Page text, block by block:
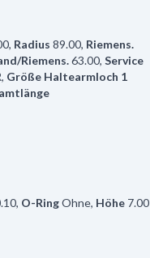
, Radius 89.00, Riemens.
Riemens.63.00, Service
, Größe Haltearmloch 1
, O-RingOhne, Höhe 7.00